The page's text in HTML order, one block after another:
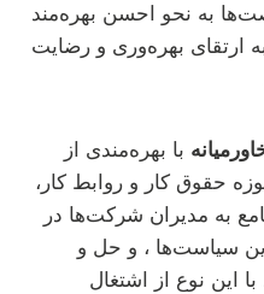
به نحو احسن بهره‌مند
ارتقای بهره‌وری و رضایت
با بهره‌مندی از
حقوق کار و روابط کار،
به مدیران شرکت‌ها در
سیاست‌ها ، و حل و
این نوع از اشتغال